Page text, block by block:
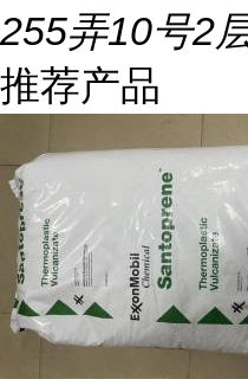
255弄10号2
推荐产品